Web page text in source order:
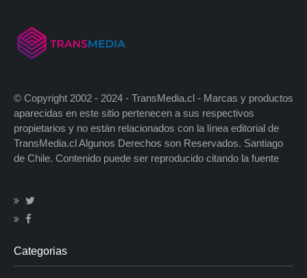
© Copyright 2002 - 2024 - TransMedia.cl - Marcas y productos
aparecidas en este sitio pertenecen a sus respectivos
propietarios y no están relacionados con la línea editorial de
TransMedia.cl Algunos Derechos son Reservados. Santiago
de Chile. Contenido puede ser reproducido citando la fuente
Categorias